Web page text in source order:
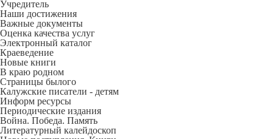
Учредитель
Наши достижения
Важные документы
Оценка качества услуг
Электронный каталог
Краеведение
Новые книги
В краю родном
Страницы былого
Калужские писатели - детям
Информ ресурсы
Периодические издания
Война. Победа. Память
Литературный калейдоскоп